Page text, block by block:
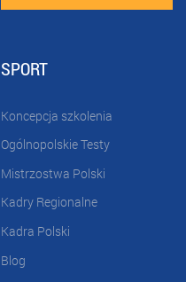
SPORT
Koncepcja szkolenia
Ogólnopolskie Testy
Mistrzostwa Polski
Kadry Regionalne
Kadra Polski
Blog